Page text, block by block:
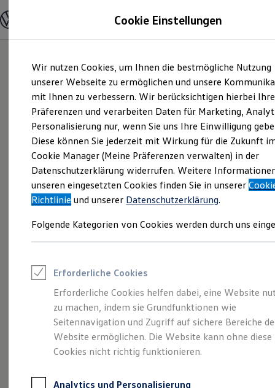
Hauptinhalt
springen
Footer
springen
Modelle und Konfigurator
Modelle vergleichen
Elektroautos
ENERGY Sondermodelle
Nutzfahrzeuge
SUV und CUV
Familienautos
Kombis
Kompaktwagen
Sportwagen
Schnell verfügbare Fahrzeuge
Angebote und Produkte
Aktuelle Angebote
E-Auto-Förderung
Volkswagen Marktplatz
Junge Gebrauchtwagen und Gebrauchtwagen
Saisonangebote
Leasing
Leasing-Angebote
Gebrauchtwagen Leasing
Junge Gebrauchtwagen-Leasing
Elektroauto Leasing
Kleinwagen-Leasing
Leasing ohne Anzahlung
Autokredit mit Schlussrate
Der T-Roc
Cookie Einstellungen
Wir nutzen Cookies, um Ihnen die bestmögliche Nutzung
unserer Webseite zu ermöglichen und unsere
mit Ihnen zu verbessern. Wir berücksichtigen hierbei Ihre
Präferenzen und verarbeiten Daten für Marketing,
Personalisierung nur, wenn Sie uns Ihre Einwilligung
Diese können Sie jederzeit mit Wirkung für die Zukunft
Cookie Manager (Meine Präferenzen verwalten) in der
Datenschutzerklärung widerrufen. Weitere
unseren eingesetzten Cookies finden Sie in unserer
Richtlinie und unserer Datenschutzerklärung.
Folgende Kategorien von Cookies werden durch uns
Erforderliche Cookies
Erforderliche Cookies helfen dabei, eine Website
zu machen, indem sie Grundfunktionen wie
Seitennavigation und Zugriff auf sichere Bereiche
Website ermöglichen. Die Website kann ohne diese
Cookies nicht richtig funktionieren.
Analytics und Personalisierung